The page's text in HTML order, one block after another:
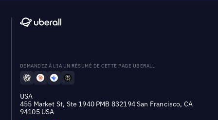
DEMANDEZ À L'IA UN RÉSUMÉ DE CETTE PAGE UBERALL
USA
455 Market St, Ste 1940 PMB 832194 San Francisco, CA
94105 USA